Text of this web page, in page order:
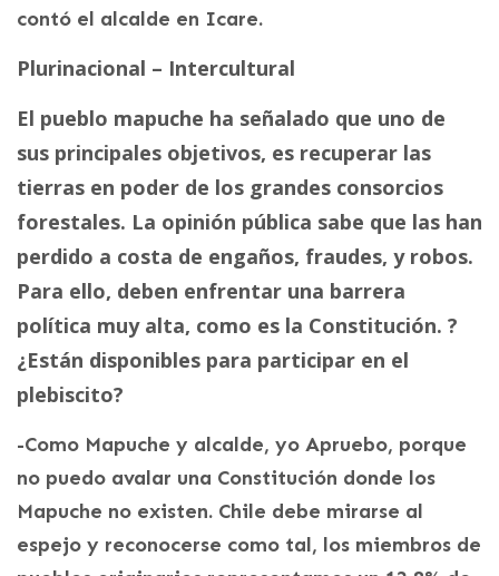
contó el alcalde en Icare.
Plurinacional – Intercultural
El pueblo mapuche ha señalado que uno de
sus principales objetivos, es recuperar las
tierras en poder de los grandes consorcios
forestales. La opinión pública sabe que las han
perdido a costa de engaños, fraudes, y robos.
Para ello, deben enfrentar una barrera
política muy alta, como es la Constitución. ?
¿Están disponibles para participar en el
plebiscito?
-Como Mapuche y alcalde, yo Apruebo, porque
no puedo avalar una Constitución donde los
Mapuche no existen. Chile debe mirarse al
espejo y reconocerse como tal, los miembros de